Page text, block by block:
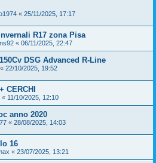
« 25/11/2025, 17:17
R17 zona Pisa
« 06/11/2025, 22:47
DSG Advanced R-Line
« 22/10/2025, 19:52
CERCHI
« 11/10/2025, 12:10
anno 2020
« 28/08/2025, 14:03
16
« 23/07/2025, 13:21